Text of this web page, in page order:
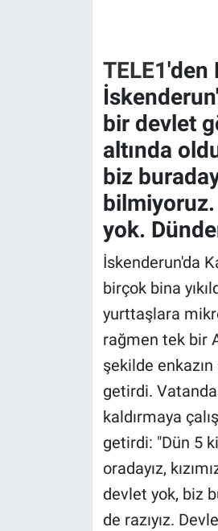
TELE1'den
bir devlet
altında
biz
bilmiyoruz.
yok.
İskenderun'da
birçok bina
yurttaşlara
rağmen tek bir
şekilde enkazın
getirdi.
kaldırmaya
getirdi: "Dün 5
oradayız,
devlet yok, biz
de razıyız.
Günün görüntüsü
Koronavirüs
Kültür Sanat
Ne demişti
Programlar